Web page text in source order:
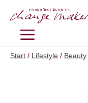
Inhalt
MENÜ
Start / Lifestyle / Beauty